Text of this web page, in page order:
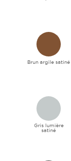
Brun argile satiné
Gris lumière
satiné